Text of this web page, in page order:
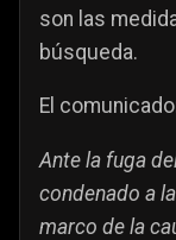
son las
búsqueda.
El
Ante la fuga
condenado a
marco de la